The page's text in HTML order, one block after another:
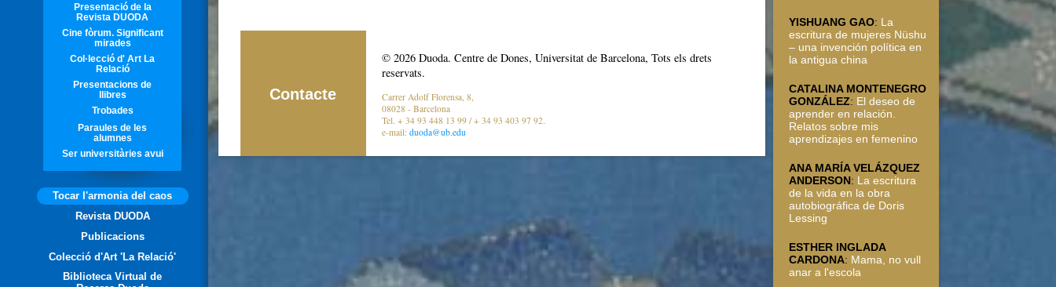
Presentació de la
Revista DUODA
Cine fòrum. Significant
mirades
Col·lecció d' Art La
Relació
Presentacions de
llibres
Trobades
Paraules de les
alumnes
Ser universitàries avui
Tocar l'armonia del caos
Revista DUODA
Publicacions
Colecció d'Art 'La Relació'
Biblioteca Virtual de
Contacte
© 2026 Duoda. Centre de Dones, Universitat de Barcelona, Tots els drets
reservats.
Carrer Adolf Florensa, 8,
08028 - Barcelona
Tel. + 34 93 448 13 99 / + 34 93 403 97 92.
e-mail: duoda@ub.edu
YISHUANG GAO: La
escritura de mujeres Nüshu
– una invención política en
la antigua china
CATALINA MONTENEGRO
GONZÁLEZ: El deseo de
aprender en relación.
Relatos sobre mis
aprendizajes en femenino
ANA MARÍA VELÁZQUEZ
ANDERSON: La escritura
de la vida en la obra
autobiográfica de Doris
Lessing
ESTHER INGLADA
CARDONA: Mama, no vull
anar a l'escola